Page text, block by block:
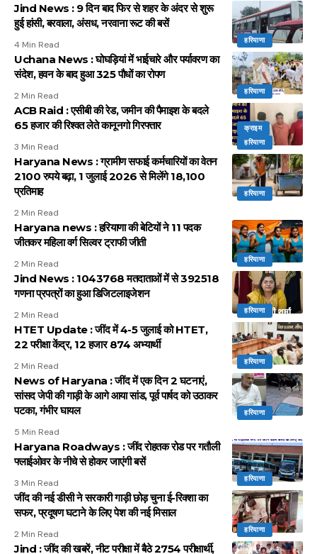
हरियाणा
Jind News : 9 दिन बाद फिर से शहर के अंदर से शुरू
हुई हांसी, बरवाला, अंसध, नरवाना रूट की बसें
4 Min Read
हरियाणा
Uchana News : घोघड़ियां में भाईचारे और पर्यावरण का
संदेश, हवन के बाद हुआ 325 पौधों का रोपण
2 Min Read
क्राइम
हरियाणा
ACB Raid : एसीबी की रेड, जमीन की पैमाइश के बदले
65 हजार की रिश्वत लेते कानूनगो गिरफ्तार
3 Min Read
हरियाणा
Haryana News : ग्रामीण सफाई कर्मचारियों का वेतन
2100 रुपये बढ़ा, 1 जुलाई 2026 से मिलेंगे 18,100
प्रतिमाह
2 Min Read
हरियाणा
Haryana news : हरियाणा की बेटियों ने 11 पदक
जीतकर महिला वर्ग सिल्वर ट्राफी जीती
2 Min Read
हरियाणा
Jind News : 1043768 मतदाताओं में से 392518
गणना प्रपत्रों का हुआ डिजिटलाइजेशन
2 Min Read
हरियाणा
HTET Update : जींद में 4-5 जुलाई को HTET,
22 परीक्षा केंद्र, 12 हजार 874 अभ्यार्थी
2 Min Read
हरियाणा
News of Haryana : जींद में एक दिन 2 घटनाएं,
सांसद जेपी की गाड़ी के आगे आया सांड, पूर्व पार्षद को उठाकर
पटका, गंभीर घायल
5 Min Read
हरियाणा
Haryana Roadways : जींद रोहतक रोड पर गतौली
फ्लाईओवर के नीचे से होकर जाएंगी बसें
3 Min Read
हरियाणा
जींद की नई डीसी ने सरकारी गाड़ी छोड़ चुना ई-रिक्शा का
सफर, प्रदूषण घटाने के लिए पेश की नई मिसाल
2 Min Read
Jind : जींद की खबरें, नीट परीक्षा में बैठे 2754 परीक्षार्थी,